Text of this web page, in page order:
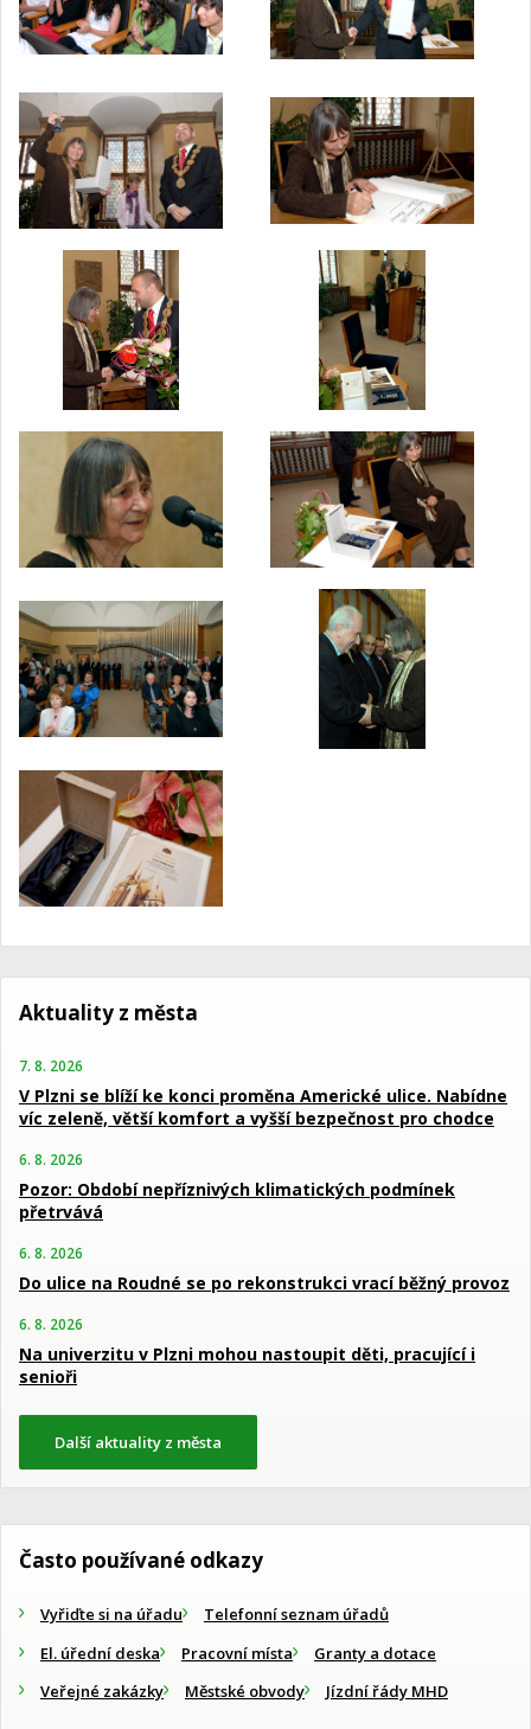
Aktuality z města
7. 8. 2026
V Plzni se blíží ke konci proměna Americké ulice. Nabídne
víc zeleně, větší komfort a vyšší bezpečnost pro chodce
6. 8. 2026
Pozor: Období nepříznivých klimatických podmínek
přetrvává
6. 8. 2026
Do ulice na Roudné se po rekonstrukci vrací běžný provoz
6. 8. 2026
Na univerzitu v Plzni mohou nastoupit děti, pracující i
senioři
Další aktuality z města
Často používané odkazy
Vyřiďte si na úřadu
Telefonní seznam úřadů
El. úřední deska
Pracovní místa
Granty a dotace
Veřejné zakázky
Městské obvody Jízdní řády MHD